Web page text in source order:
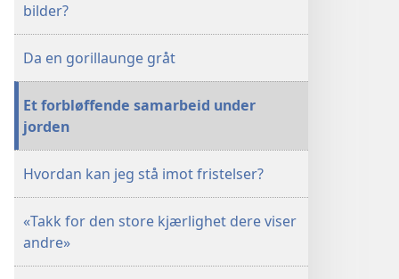
bilder?
Da en gorillaunge gråt
Et forbløffende samarbeid under
jorden
Hvordan kan jeg stå imot fristelser?
«Takk for den store kjærlighet dere viser
andre»